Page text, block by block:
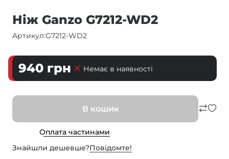
Ніж Ganzo G7212-WD2
Артикул:G7212-WD2
940 грн Немає в наявності
В кошик
Оплата частинами
Знайшли дешевше?Повiдомте!